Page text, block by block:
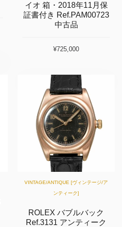
イオ 箱・2018年11月保
証書付き Ref.PAM00723
中古品
¥725,000
VINTAGE/ANTIQUE [ヴィンテージ/ア
ンティーク]
ROLEX バブルバック
Ref.3131 アンティーク